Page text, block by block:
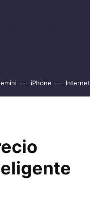
iPhone Internet